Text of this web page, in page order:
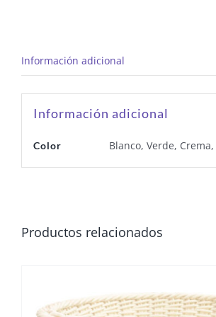
Información adicional
Información adicional
Color Blanco, Verde,
Productos relacionados